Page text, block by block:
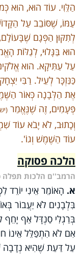
הַלֵּוִי. עוֹד הוּא, הוּא
עַמּוֹ, שֶׁסּוֹבֵב עַל
לְתִקּוּן הַפְּגָם
הוּא בַּגָּלוּי, לְגַלּוֹת
עַל עַתִּיקָא. הוא
כַּנִּזְכָּר לְעֵיל. רַבִּי
אֶת הַלְּבָנָה כְּאוֹר
פְּעָמִים, זֶה שֶׁנֶּאֱמַר
וְכָתוּב, לֹא יָבֹא עוֹד
עוֹד הַשֶּׁמֶשׁ וְגוֹ'.
הלכה פסוקה
הרמב''ם הלכות תפלה
א. הָאוֹמֵר אֵינִי יוֹרֵד
בִּלְבָנִים לֹא יַעֲבוֹר
בְּרַגְלִי סַנְדָּל אַף יָחֵף
אִם לֹא הִתְפַּלֵּל אֵינוֹ
עַל דַּעַת שֶׁהִיא נְדָבָה